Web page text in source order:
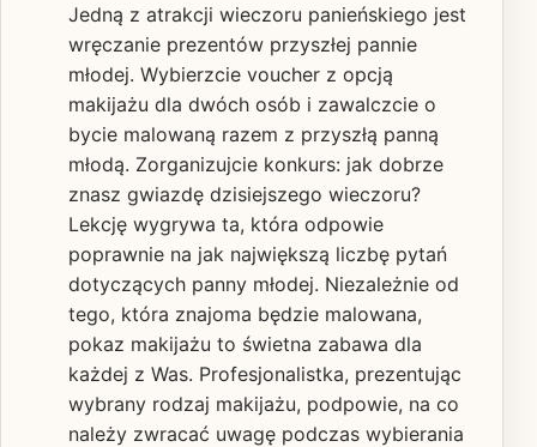
Jedną z atrakcji wieczoru panieńskiego jest
wręczanie prezentów przyszłej pannie
młodej. Wybierzcie voucher z opcją
makijażu dla dwóch osób i zawalczcie o
bycie malowaną razem z przyszłą panną
młodą. Zorganizujcie konkurs: jak dobrze
znasz gwiazdę dzisiejszego wieczoru?
Lekcję wygrywa ta, która odpowie
poprawnie na jak największą liczbę pytań
dotyczących panny młodej. Niezależnie od
tego, która znajoma będzie malowana,
pokaz makijażu to świetna zabawa dla
każdej z Was. Profesjonalistka, prezentując
wybrany rodzaj makijażu, podpowie, na co
należy zwracać uwagę podczas wybierania